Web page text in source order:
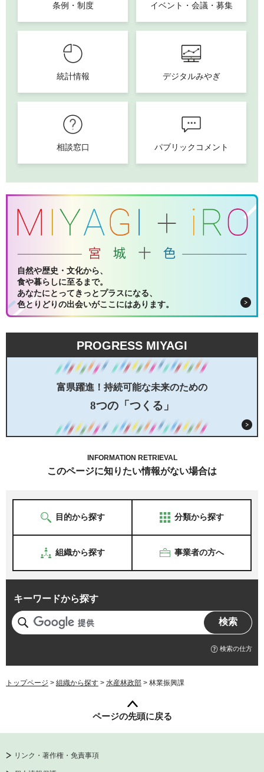
条例・制度 イベント・会議・募集
統計情報 デジタルみやぎ
相談窓口 パブリックコメント
自然や歴史・文化から、
食や暮らしに至るまで。
あなたにとってきっとプラスになる、
色とりどりの出会いがここにはあります。
PROGRESS MIYAGI
富県躍進！持続可能な未来のための
8つの「つくる」
INFORMATION RETRIEVAL
このページに知りたい情報がない場合は
目的から探す 分類から探す
組織から探す 事業者の方へ
キーワードから探す
検索の仕方
トップページ > 組織から探す > 水産林政部 > 林業振興課
ページの先頭に戻る
リンク・著作権・免責事項